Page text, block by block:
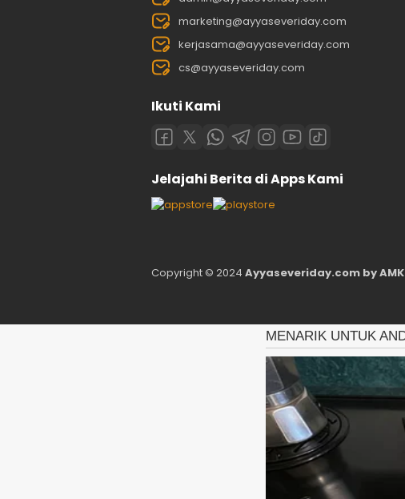
marketing@ayyaseveriday.com
kerjasama@ayyaseveriday.com
cs@ayyaseveriday.com
Ikuti Kami
Jelajahi Berita di Apps Kami
Copyright © 2024 Ayyaseveriday.com by AMK